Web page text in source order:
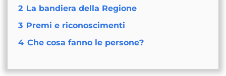
2 La bandiera della Regione
3 Premi e riconoscimenti
4 Che cosa fanno le persone?